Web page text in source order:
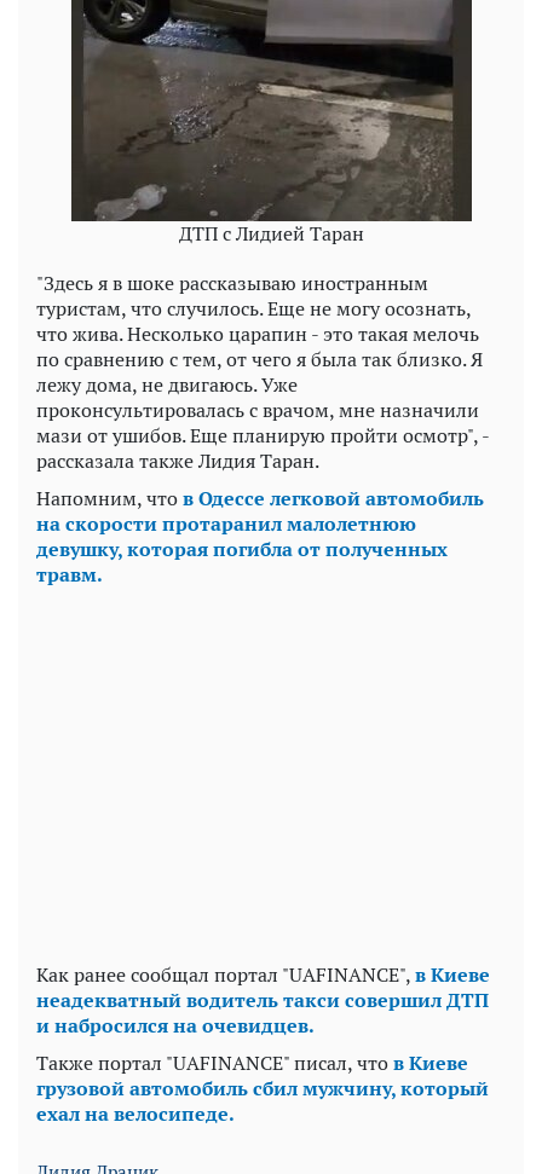
ДТП с Лидией Таран
"Здесь я в шоке рассказываю иностранным
туристам, что случилось. Еще не могу осознать,
что жива. Несколько царапин - это такая мелочь
по сравнению с тем, от чего я была так близко. Я
лежу дома, не двигаюсь. Уже
проконсультировалась с врачом, мне назначили
мази от ушибов. Еще планирую пройти осмотр", -
рассказала также Лидия Таран.
Напомним, чтов Одессе легковой автомобиль
на скорости протаранил малолетнюю
девушку, которая погибла от полученных
травм.
Как ранее сообщал портал "UAFINANCE",в Киеве
неадекватный водитель такси совершил ДТП
и набросился на очевидцев.
Также портал "UAFINANCE" писал, чтов Киеве
грузовой автомобиль сбил мужчину, который
ехал на велосипеде.